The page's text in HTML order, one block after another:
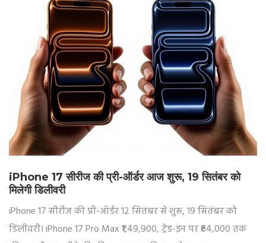
iPhone 17 सीरीज की प्री-ऑर्डर आज शुरू, 19 सितंबर को
मिलेगी डिलीवरी
iPhone 17 सीरीज की प्री-ऑर्डर 12 सितंबर से शुरू, 19 सितंबर को
डिलीवरी। iPhone 17 Pro Max ₹1,49,900, ट्रेड-इन पर ₹64,000 तक